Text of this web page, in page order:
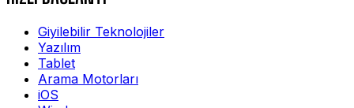
Giyilebilir Teknolojiler
Yazılım
Tablet
Arama Motorları
iOS